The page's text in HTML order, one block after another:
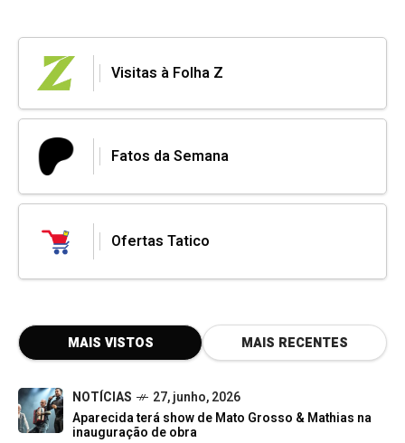
Visitas à Folha Z
Fatos da Semana
Ofertas Tatico
MAIS VISTOS MAIS RECENTES
NOTÍCIAS
27, junho, 2026
Aparecida terá show de Mato Grosso & Mathias na
inauguração de obra